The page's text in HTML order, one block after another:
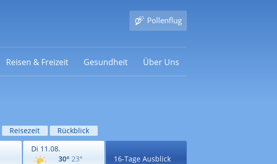
Pollenflug
Reisen & Freizeit Gesundheit Über Uns
Reisezeit
Rückblick
Di 11.08.
30° 23° 16-Tage Ausblick